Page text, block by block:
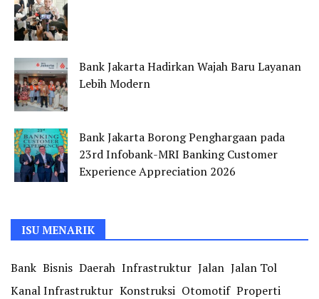
Bank Jakarta Hadirkan Wajah Baru Layanan
Lebih Modern
Bank Jakarta Borong Penghargaan pada
23rd Infobank-MRI Banking Customer
Experience Appreciation 2026
ISU MENARIK
Bank Bisnis Daerah Infrastruktur Jalan Jalan Tol
Kanal Infrastruktur Konstruksi Otomotif Properti